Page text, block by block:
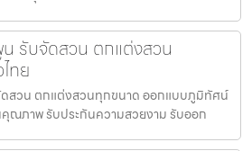
รับจัดสวน ตกแต่งสวน
ทย
สวน ตกแต่งสวนทุกขนาด ออกแบบภูมิทัศน์
คุณภาพ รับประกันความสวยงาม รับออก